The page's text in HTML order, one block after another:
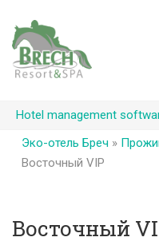
Hotel management
Эко-отель Бреч »
Восточный VIP
Восточный